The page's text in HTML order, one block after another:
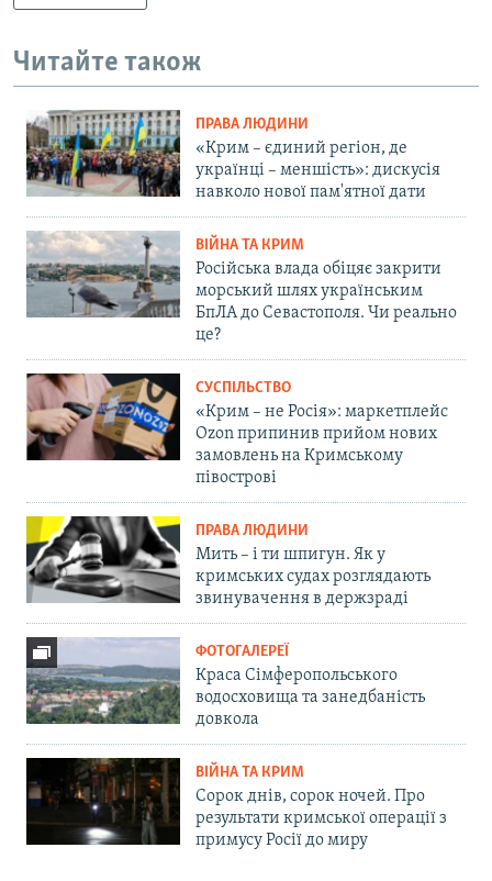
Читайте також
ПРАВА ЛЮДИНИ
«Крим – єдиний регіон, де
українці – меншість»: дискусія
навколо нової пам'ятної дати
ВІЙНА ТА КРИМ
Російська влада обіцяє закрити
морський шлях українським
БпЛА до Севастополя. Чи реально
це?
СУСПІЛЬСТВО
«Крим – не Росія»: маркетплейс
Ozon припинив прийом нових
замовлень на Кримському
півострові
ПРАВА ЛЮДИНИ
Мить – і ти шпигун. Як у
кримських судах розглядають
звинувачення в держзраді
ФОТОГАЛЕРЕЇ
Краса Сімферопольського
водосховища та занедбаність
довкола
ВІЙНА ТА КРИМ
Сорок днів, сорок ночей. Про
результати кримської операції з
примусу Росії до миру